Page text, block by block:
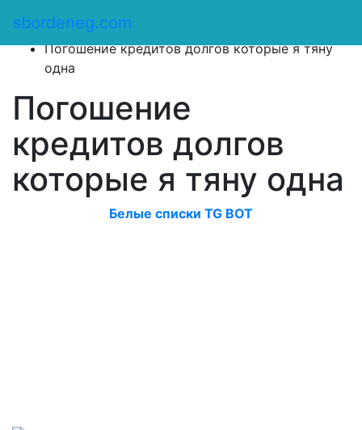
sbordeneg.com
Оказать помощь
Погошение кредитов долгов которые я тяну
одна
Погошение
кредитов долгов
которые я тяну одна
Белые списки TG BOT